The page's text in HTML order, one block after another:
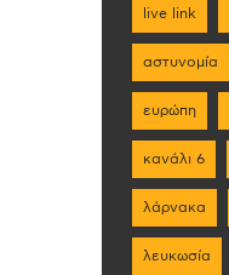
live link
αστυνομία
ευρώπη
κανάλι 6
λάρνακα
λευκωσία